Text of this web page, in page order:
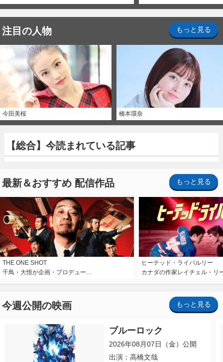
注目の人物 もっと見る
今田美桜 橋本環奈
【総合】今読まれている記事
最新＆おすすめ 配信作品 もっと見る
THE ONE SHOT
千鳥・大悟が企画・プロデュー…
ヒーテッド・ライバルリー
カナダの作家レイチェル・リ
今週公開の映画 もっと見る
ブルーロック
2026年08月07日（金）公開
出演：高橋文哉